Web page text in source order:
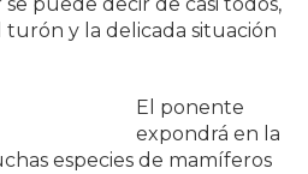
turón y la delicada situación
El ponente
expondrá en la
especies de mamíferos